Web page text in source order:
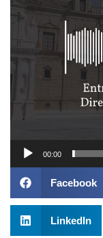
00:00
Facebook
LinkedIn